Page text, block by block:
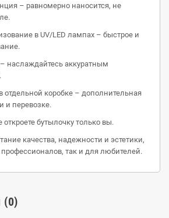
– равномерно наносится, не
в UV/LED лампах – быстрое и
наслаждайтесь аккуратным
отдельной коробке – дополнительная
и перевозке.
бутылочку только вы.
качества, надежности и эстетики,
так и для любителей.
(0)